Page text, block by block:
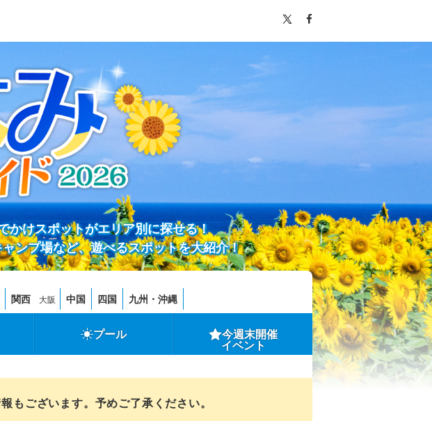
かけスポットがエリア別に探せる！
ンプ場など、遊べるスポットを大紹介！
関西 大阪 中国 四国 九州・沖縄
プール 今週末開催
イベント
もございます。予めご了承ください。